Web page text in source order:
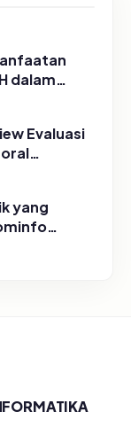
dalam
Evaluasi
yang
di